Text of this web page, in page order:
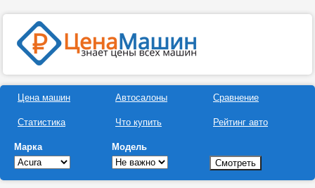
Цена машин
Статистика
Автосалоны
Что купить
Сравнение
Рейтинг авто
Марка Модель